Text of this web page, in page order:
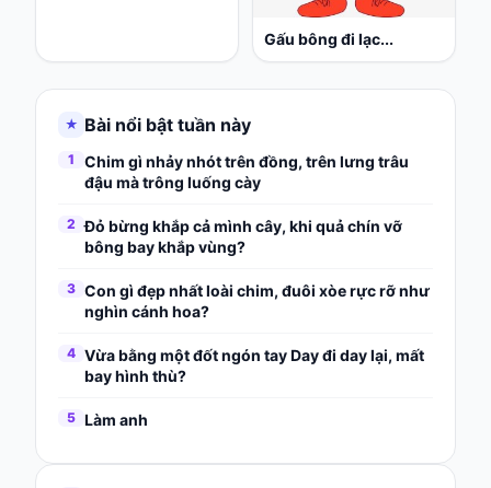
Gấu bông đi lạc...
★ Bài nổi bật tuần này
1
Chim gì nhảy nhót trên đồng, trên lưng trâu
đậu mà trông luống cày
2 Đỏ bừng khắp cả mình cây, khi quả chín vỡ
bông bay khắp vùng?
3 Con gì đẹp nhất loài chim, đuôi xòe rực rỡ như
nghìn cánh hoa?
4 Vừa bằng một đốt ngón tay Day đi day lại, mất
bay hình thù?
5 Làm anh